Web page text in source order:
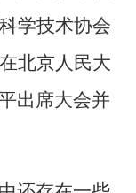
学技术协会
北京人民大
出席大会并